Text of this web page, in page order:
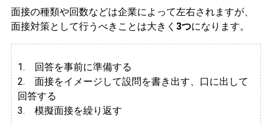
面接の種類や回数などは企業によって左右されますが、
面接対策として行うべきことは大きく 3つになります。
1. 回答を事前に準備する
2. 面接をイメージして設問を書き出す、口に出して
回答する
3. 模擬面接を繰り返す